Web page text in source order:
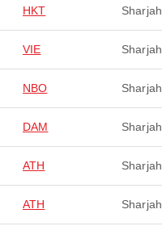
HKT Sharjah
VIE Sharjah
NBO Sharjah
DAM Sharjah
ATH Sharjah
ATH Sharjah